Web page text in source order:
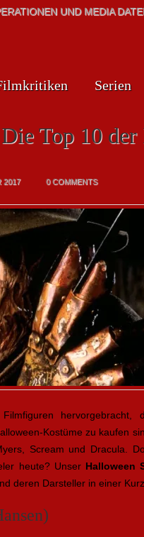
UND MEDIA
Serien
Top 10
2017 0 COMMENTS
hervorgebracht,
Kostüme zu kaufen
Scream und Dracula.
heute? Unser Halloween
deren Darsteller in einer